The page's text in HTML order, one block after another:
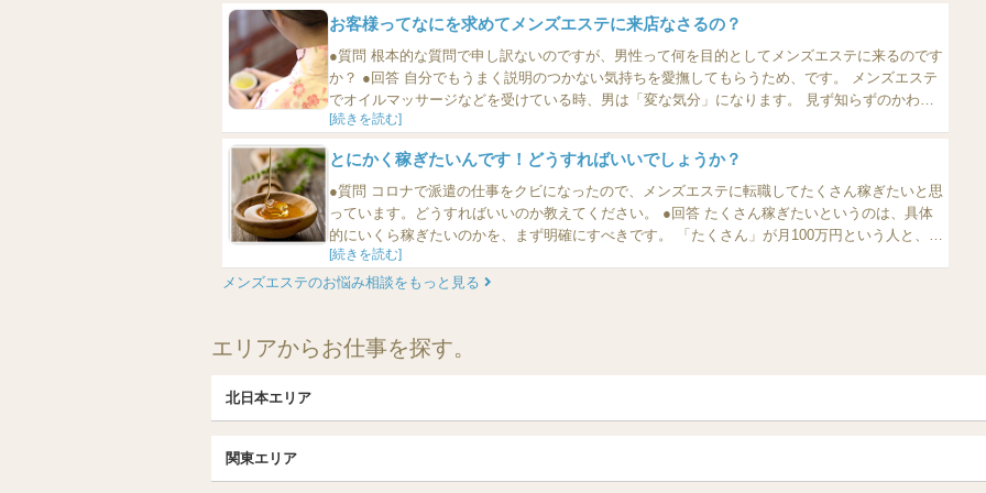
お客様ってなにを求めてメンズエステに来店なさるの？
●質問 根本的な質問で申し訳ないのですが、男性って何を目的としてメンズエステに来るのです
か？ ●回答 自分でもうまく説明のつかない気持ちを愛撫してもらうため、です。 メンズエステ
でオイルマッサージなどを受けている時、男は「変な気分」になります。 見ず知らずのかわい
い女子が自分の身体を丁寧に触ってくれるからです。そんなこと、メンズエステ以外の場所で
[続きを読む]
とにかく稼ぎたいんです！どうすればいいでしょうか？
●質問 コロナで派遣の仕事をクビになったので、メンズエステに転職してたくさん稼ぎたいと思
っています。どうすればいいのか教えてください。 ●回答 たくさん稼ぎたいというのは、具体
的にいくら稼ぎたいのかを、まず明確にすべきです。 「たくさん」が月100万円という人と、月
20万円という人とでは、稼ぐ方法がまったくちがってくるからです。 稼ぎたい人の多くが、そ
こを誤解していま...
[続きを読む]
メンズエステのお悩み相談をもっと見る
エリアからお仕事を探す。
北日本エリア
北海道（札幌・旭川・函館） 青森 岩手 (盛岡・北上)
関東エリア